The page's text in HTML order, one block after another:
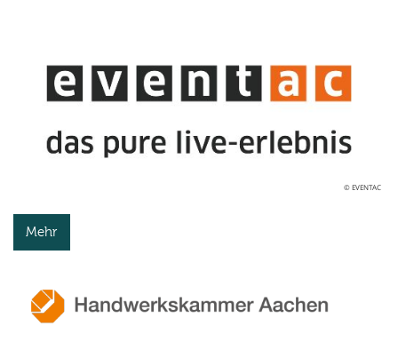
© EVENTAC
Mehr